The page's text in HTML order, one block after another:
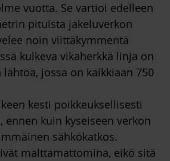
vuotta. Se vartioi edelleen
pituista jakeluverkon
noin viittäkymmentä
kulkeva vikaherkkä linja on
jossa on kaikkiaan 750
kesti poikkeuksellisesti
ennen kuin kyseiseen verkon
sähkökatkos.
malttamattomina, eikö sitä